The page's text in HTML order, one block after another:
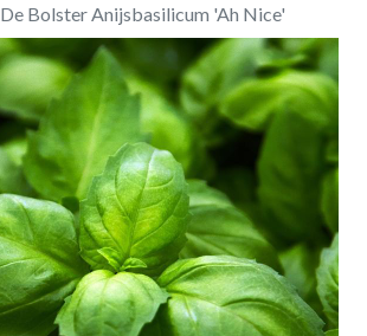
De Bolster Anijsbasilicum 'Ah Nice'